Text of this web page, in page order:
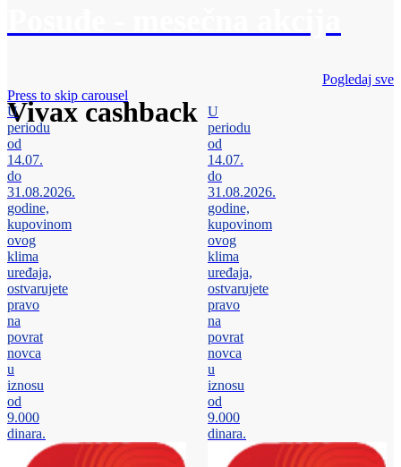
Vivax cashback
Pogledaj sve
Press to skip carousel
U
periodu
od
14.07.
do
31.08.2026.
godine,
kupovinom
ovog
klima
uređaja,
ostvarujete
pravo
na
povrat
novca
u
iznosu
od
9.000
dinara.
U
periodu
od
14.07.
do
31.08.2026.
godine,
kupovinom
ovog
klima
uređaja,
ostvarujete
pravo
na
povrat
novca
u
iznosu
od
9.000
dinara.